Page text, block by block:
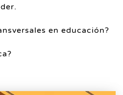
en educación?